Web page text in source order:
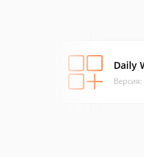
Daily
Версия: